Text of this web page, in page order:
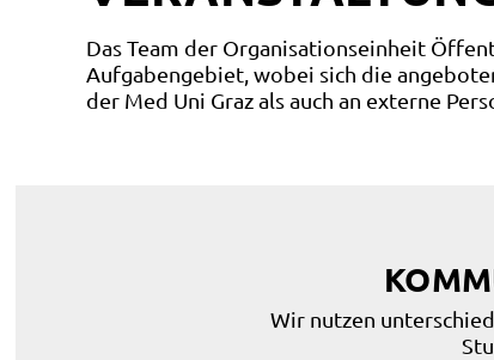
Das Team der Organisationseinheit
Aufgabengebiet, wobei sich die
der Med Uni Graz als auch an externe
Wir nutzen